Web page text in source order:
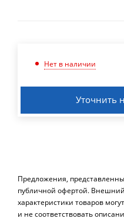
Нет в наличии
Уточнить
Предложения,
публичной офертой.
характеристики товаров
и не соответствовать